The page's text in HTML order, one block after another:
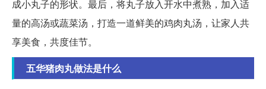
成小丸子的形状。最后，将丸子放入开水中煮熟，加入适
量的高汤或蔬菜汤，打造一道鲜美的鸡肉丸汤，让家人共
享美食，共度佳节。
五华猪肉丸做法是什么